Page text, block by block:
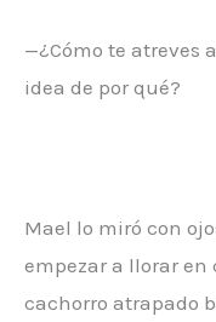
—¿Cómo te atreves
idea de por qué?
Mael lo miró con
empezar a llorar
cachorro atrapado